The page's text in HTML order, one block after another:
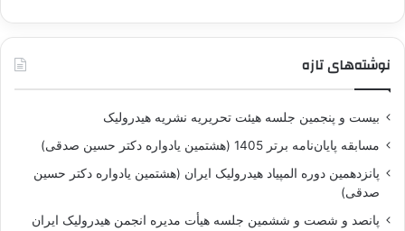
نوشته‌های تازه
بيست و پنجمين جلسه هيئت تحريريه نشريه هيدروليک
مسابقه پايان‌نامه برتر 1405 (هشتمين يادواره دکتر حسين صدقی)
پانزدهمين دوره المپياد هيدروليک ايران (هشتمين يادواره دکتر حسين
صدقی)
پانصد و شصت و ششمين جلسه هيأت مديره انجمن هيدروليک ايران